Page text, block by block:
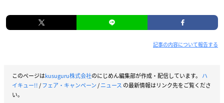
記事の内容について報告する
このページはkusuguru株式会社のにじめん編集部が作成・配信しています。 ハ
イキュー!!/フェア・キャンペーン/ニュース の最新情報はリンク先をご覧くださ
い。